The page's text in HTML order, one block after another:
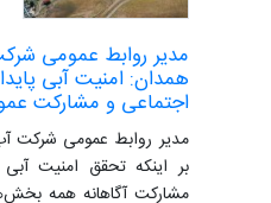
مدیر روابط عمومی
همدان: امنیت آبی
اجتماعی و مشارکت
مدیر روابط عمومی شرکت
بر اینکه تحقق امنیت آبی
مشارکت آگاهانه همه